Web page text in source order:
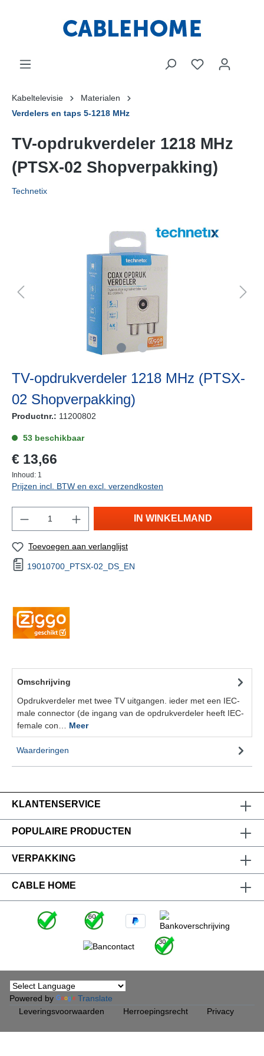
Kabeltelevisie
Materialen
Verdelers en taps 5-1218 MHz
TV-opdrukverdeler 1218 MHz
(PTSX-02 Shopverpakking)
Technetix
TV-opdrukverdeler 1218 MHz (PTSX-
02 Shopverpakking)
Productnr.: 11200802
53 beschikbaar
€ 13,66
Inhoud: 1
Prijzen incl. BTW en excl. verzendkosten
IN WINKELMAND
Toevoegen aan verlanglijst
19010700_PTSX-02_DS_EN
Omschrijving
Opdrukverdeler met twee TV uitgangen. ieder met een IEC-
male connector (de ingang van de opdrukverdeler heeft IEC-
female con… Meer
Waarderingen
KLANTENSERVICE
POPULAIRE PRODUCTEN
VERPAKKING
CABLE HOME
Powered by
Translate
Leveringsvoorwaarden
Herroepingsrecht Privacy